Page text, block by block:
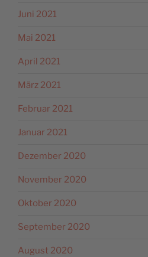
Juni 2021
Mai 2021
April 2021
März 2021
Februar 2021
Januar 2021
Dezember 2020
November 2020
Oktober 2020
September 2020
August 2020